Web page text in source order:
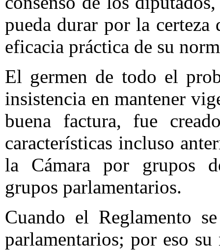
pueda durar por la
eficacia práctica de su
El germen de todo el
insistencia en mantener
buena factura, fue
características incluso
la Cámara por grupos
grupos parlamentarios.
Cuando el Reglamento
parlamentarios; por eso